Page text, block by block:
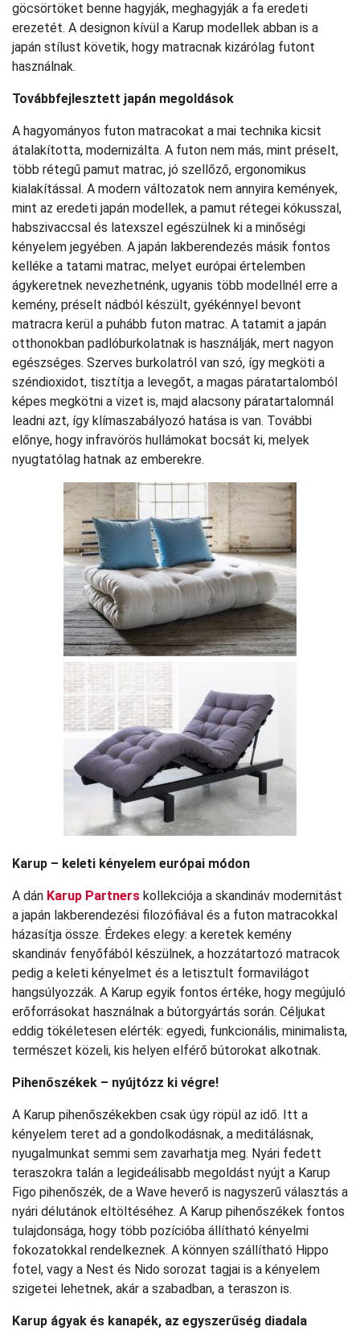
göcsörtöket benne hagyják, meghagyják a fa eredeti
erezetét. A designon kívül a Karup modellek abban is a
japán stílust követik, hogy matracnak kizárólag futont
használnak.
Továbbfejlesztett japán megoldások
A hagyományos futon matracokat a mai technika kicsit
átalakította, modernizálta. A futon nem más, mint préselt,
több rétegű pamut matrac, jó szellőző, ergonomikus
kialakítással. A modern változatok nem annyira kemények,
mint az eredeti japán modellek, a pamut rétegei kókusszal,
habszivaccsal és latexszel egészülnek ki a minőségi
kényelem jegyében. A japán lakberendezés másik fontos
kelléke a tatami matrac, melyet európai értelemben
ágykeretnek nevezhetnénk, ugyanis több modellnél erre a
kemény, préselt nádból készült, gyékénnyel bevont
matracra kerül a puhább futon matrac. A tatamit a japán
otthonokban padlóburkolatnak is használják, mert nagyon
egészséges. Szerves burkolatról van szó, így megköti a
széndioxidot, tisztítja a levegőt, a magas páratartalomból
képes megkötni a vizet is, majd alacsony páratartalomnál
leadni azt, így klímaszabályozó hatása is van. További
előnye, hogy infravörös hullámokat bocsát ki, melyek
nyugtatólag hatnak az emberekre.
Karup – keleti kényelem európai módon
A dán Karup Partners kollekciója a skandináv modernitást
a japán lakberendezési filozófiával és a futon matracokkal
házasítja össze. Érdekes elegy: a keretek kemény
skandináv fenyőfából készülnek, a hozzátartozó matracok
pedig a keleti kényelmet és a letisztult formavilágot
hangsúlyozzák. A Karup egyik fontos értéke, hogy megújuló
erőforrásokat használnak a bútorgyártás során. Céljukat
eddig tökéletesen elérték: egyedi, funkcionális, minimalista,
természet közeli, kis helyen elférő bútorokat alkotnak.
Pihenőszékek – nyújtózz ki végre!
A Karup pihenőszékekben csak úgy röpül az idő. Itt a
kényelem teret ad a gondolkodásnak, a meditálásnak,
nyugalmunkat semmi sem zavarhatja meg. Nyári fedett
teraszokra talán a legideálisabb megoldást nyújt a Karup
Figo pihenőszék, de a Wave heverő is nagyszerű választás a
nyári délutánok eltöltéséhez. A Karup pihenőszékek fontos
tulajdonsága, hogy több pozícióba állítható kényelmi
fokozatokkal rendelkeznek. A könnyen szállítható Hippo
fotel, vagy a Nest és Nido sorozat tagjai is a kényelem
szigetei lehetnek, akár a szabadban, a teraszon is.
Karup ágyak és kanapék, az egyszerűség diadala